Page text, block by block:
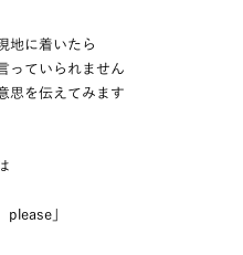
地に着いたら
っていられません
思を伝えてみます
please」